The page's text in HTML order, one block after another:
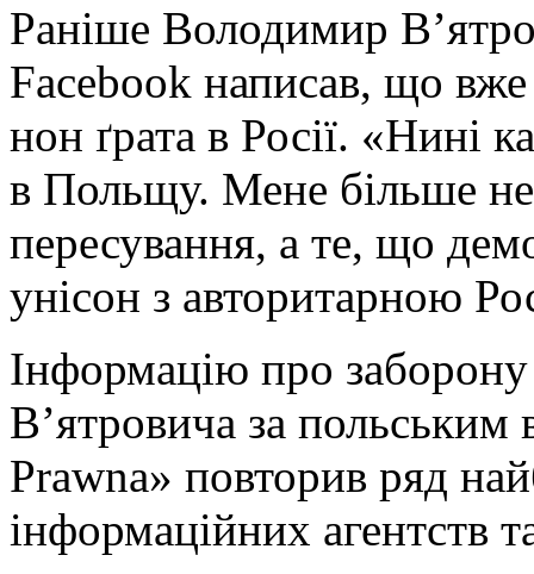
Раніше Володимир
Facebook написав, що вже
нон ґрата в Росії. «Нині
в Польщу. Мене більше
пересування, а те, що
унісон з авторитарною
Інформацію про
В’ятровича за
Prawna» повторив ряд
інформаційних агентств